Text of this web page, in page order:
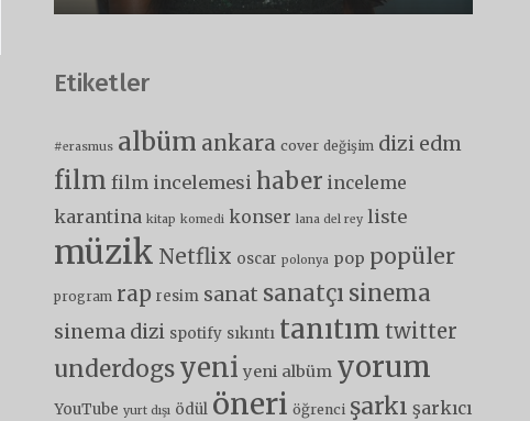
Etiketler
#erasmus albüm ankara cover değişim dizi edm
film film incelemesi haber inceleme
karantina kitap komedi konser lana del rey liste
müzik Netflix oscar polonya pop popüler
program rap resim sanat sanatçı sinema
sinema dizi spotify sıkıntı tanıtım twitter
underdogs yeni yeni albüm yorum
YouTube yurt dışı ödül öneri öğrenci şarkı şarkıcı